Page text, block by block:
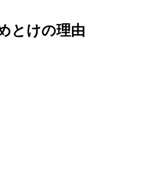
とけの理由